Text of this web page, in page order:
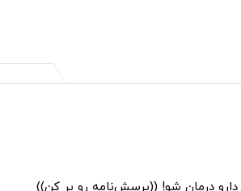
دارو درمان شو! ((پرسش‌نامه رو پر کن))